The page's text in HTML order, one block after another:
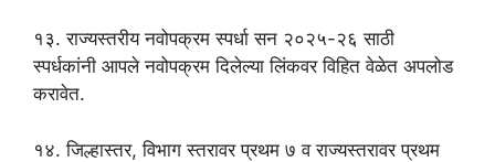
१३. राज्यस्तरीय नवोपक्रम स्पर्धा सन २०२५-२६ साठी
स्पर्धकांनी आपले नवोपक्रम दिलेल्या लिंकवर विहित वेळेत अपलोड
करावेत.
१४. जिल्हास्तर, विभाग स्तरावर प्रथम ७ व राज्यस्तरावर प्रथम